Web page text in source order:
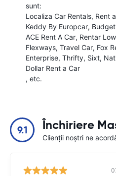
sunt:
Localiza Car Rentals Rent
Keddy By Europcar Budget
ACE Rent A Car Rentar
Flexways Travel Car Fox
Enterprise Thrifty Sixt
Dollar Rent a Car
, etc.
9.1 Închiriere
Clienții noștri ne